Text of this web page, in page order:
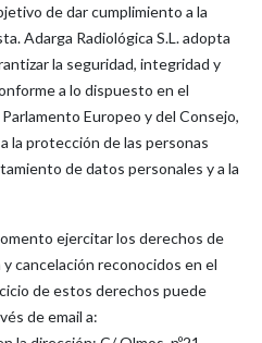
de dar cumplimiento a la
Adarga Radiológica S.L. adopta
la seguridad, integridad y
a lo dispuesto en el
Europeo y del Consejo,
la protección de las personas
de datos personales y a la
ejercitar los derechos de
cancelación reconocidos en el
de estos derechos puede
de email a: